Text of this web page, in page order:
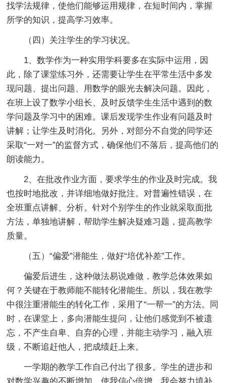
找学法规律，使他们能够运用规律，在短时间内，掌握
所学的知识，提高学习效率。
（四）关注学生的学习状况。
1、数学作为一种实用学科要多在实际中运用，因
此，除了课堂练习外，还需要让学生在平常生活中多发
现问题、提出问题、用数学的眼光去解决问题。因此，
在班上设了数学小组长、及时反馈学生生活中遇到的数
学问题及学习中的困难。课后发现学生作业有问题及时
讲解；让学生及时消化。另外，对部分不自觉的同学还
采取“一对一”的监督方式，确保他们不落后，提高他们的
朗读能力。
2、在批改作业方面，要求学生的作业及时完成。我
也按时地批改，并详细地做好批注。对普遍性错误，在
全班重点讲解、分析。针对个别学生的作业就采取面批
方法，单独地讲解，帮助学生解决疑难习题，提高教学
质量。
（五）“偏爱”潜能生，做好“培优补差”工作。
偏爱后进生，这种做法易说难做，教学总体效果如
何？关键在于教师能不能转化潜能生。所以，我在教学
中很注重潜能生的转化工作，采用了“一帮一”的方法。同
时，在课堂上，多向潜能生提问，让他们感觉到不被遗
忘，不产生自卑、自弃的心理，并能主动学习，融入班
级，不断追赶他人，把成绩赶上来。
一学期的教学工作自己付出了很多。学生的进步和